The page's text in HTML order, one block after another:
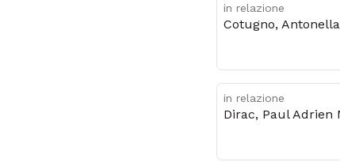
in relazione
Cotugno, Antonella
in relazione
Dirac, Paul Adrien